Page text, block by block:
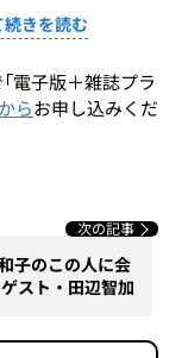
きを読む
電子版＋雑誌プラ
らお申し込みくだ
次の記事
子のこの人に会
スト・田辺智加